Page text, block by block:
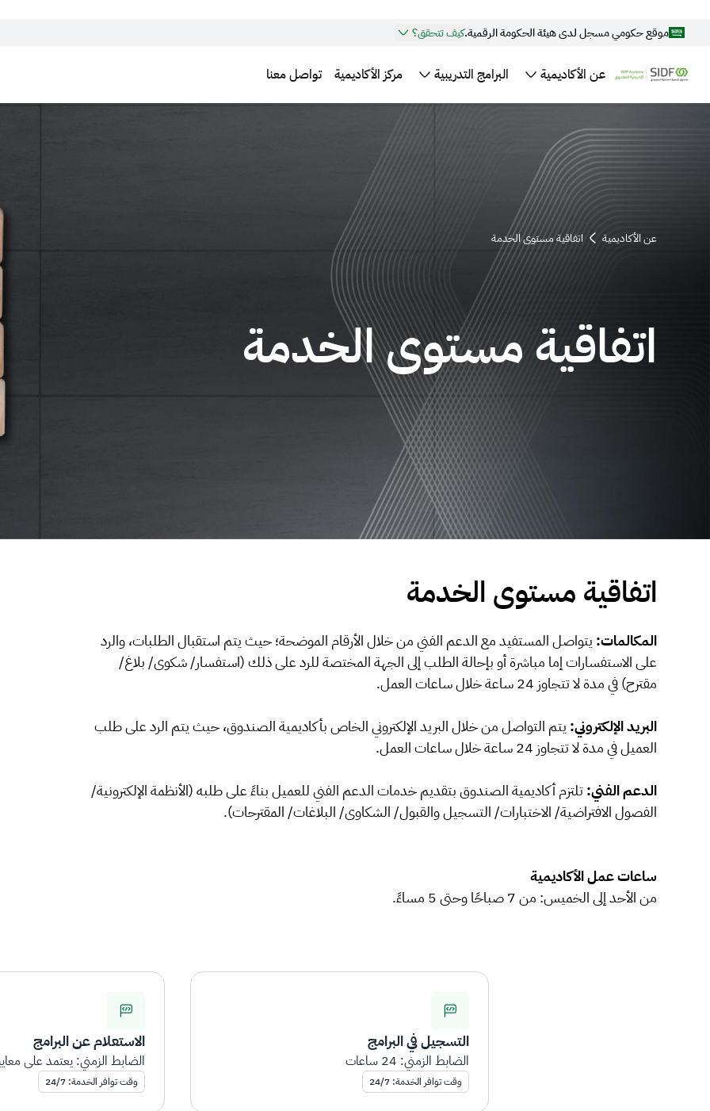
موقع حكومي مسجل لدى هيئة الحكومة الرقمية.كيف تتحقق؟
مسجّل لدى هيئة الحكومة الرقمية: 20250422704
عن الأكاديمية البرامج التدريبية مركز الأكاديمية تواصل معنا
عن الأكاديمية اتفاقية مستوى الخدمة
اتفاقية مستوى الخدمة
اتفاقية مستوى الخدمة
المكالمات: يتواصل المستفيد مع الدعم الفني من خلال الأرقام الموضحة؛ حيث يتم استقبال الطلبات، والرد
على الاستفسارات إما مباشرة أو بإحالة الطلب إلى الجهة المختصة للرد على ذلك (استفسار/ شكوى/ بلاغ/
مقترح) في مدة لا تتجاوز 24 ساعة خلال ساعات العمل.
البريد الإلكتروني: يتم التواصل من خلال البريد الإلكتروني الخاص بأكاديمية الصندوق، حيث يتم الرد على طلب
العميل في مدة لا تتجاوز 24 ساعة خلال ساعات العمل.
الدعم الفني:تلتزم أكاديمية الصندوق بتقديم خدمات الدعم الفني للعميل بناءً على طلبه (الأنظمة الإلكترونية/
الفصول الافتراضية/ الاختبارات/ التسجيل والقبول/ الشكاوى/ البلاغات/ المقترحات).
ساعات عمل الأكاديمية
من الأحد إلى الخميس: من 7 صباحًا وحتى 5 مساءً.
التسجيل في البرامج
الضابط الزمني: 24 ساعات
وقت توافر الخدمة: 24/7
الاستعلام عن البرامج
الضابط الزمني: يعتمد على
وقت توافر الخدمة: 24/7